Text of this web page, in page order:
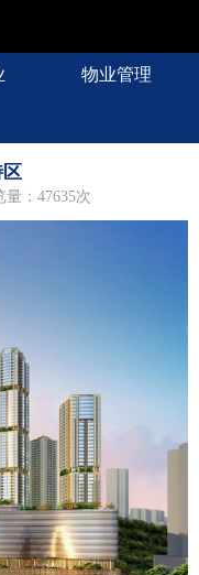
物业管理
量：47635次